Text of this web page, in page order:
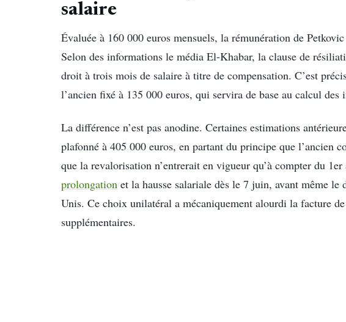
salaire
Évaluée à 160 000 euros mensuels, la rémunération de
Selon des informations le média El-Khabar, la clause de
droit à trois mois de salaire à titre de compensation. C’est
l’ancien fixé à 135 000 euros, qui servira de base au calcul des
La différence n’est pas anodine. Certaines estimations
plafonné à 405 000 euros, en partant du principe que l’ancien
que la revalorisation n’entrerait en vigueur qu’à compter du
prolongation et la hausse salariale dès le 7 juin, avant même
Unis. Ce choix unilatéral a mécaniquement alourdi la facture
supplémentaires.